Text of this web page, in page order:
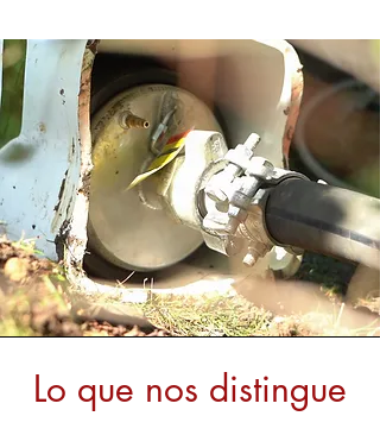
Lo que nos distingue